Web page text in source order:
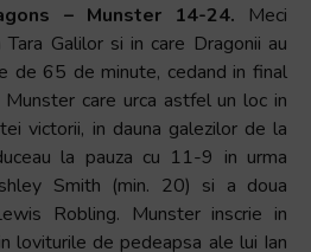
– Munster 14-24. Meci
Galilor si in care Dragonii au
de 65 de minute, cedand in final
care urca astfel un loc in
victorii, in dauna galezilor de la
la pauza cu 11-9 in urma
Smith (min. 20) si a doua
Robling. Munster inscrie in
loviturile de pedeapsa ale lui Ian